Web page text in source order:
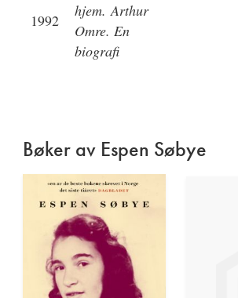
1992
hjem. Arthur
Omre. En
biografi
Bøker av Espen Søbye